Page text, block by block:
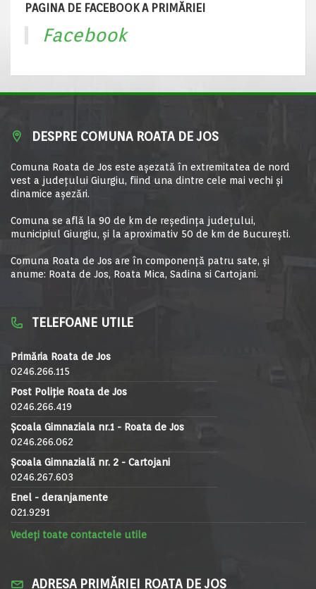
PAGINA DE FACEBOOK A PRIMĂRIEI
Facebook
DESPRE COMUNA ROATA DE JOS
Comuna Roata de Jos este aşezată în extremitatea de nord
vest a judeţului Giurgiu, fiind una dintre cele mai vechi şi
dinamice aşezări.
Comuna se află la 90 de km de reşedinţa judeţului,
municipiul Giurgiu, şi la aproximativ 50 de km de Bucureşti.
Comuna Roata de Jos are în componență patru sate, și
anume: Roata de Jos, Roata Mica, Sadina si Cartojani.
TELEFOANE UTILE
Primăria Roata de Jos
0246.266.115
Post Poliție Roata de Jos
0246.266.419
Școala Gimnaziala nr.1 - Roata de Jos
0246.266.062
Școala Gimnazială nr. 2 - Cartojani
0246.267.603
Enel - deranjamente
021.9291
Vedeți toate contactele utile
ADRESA PRIMĂRIEI ROATA DE JOS